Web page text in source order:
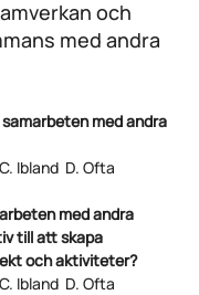
och
med andra
med andra
Ibland D. Ofta
med andra
till att skapa
och aktiviteter?
Ibland D. Ofta